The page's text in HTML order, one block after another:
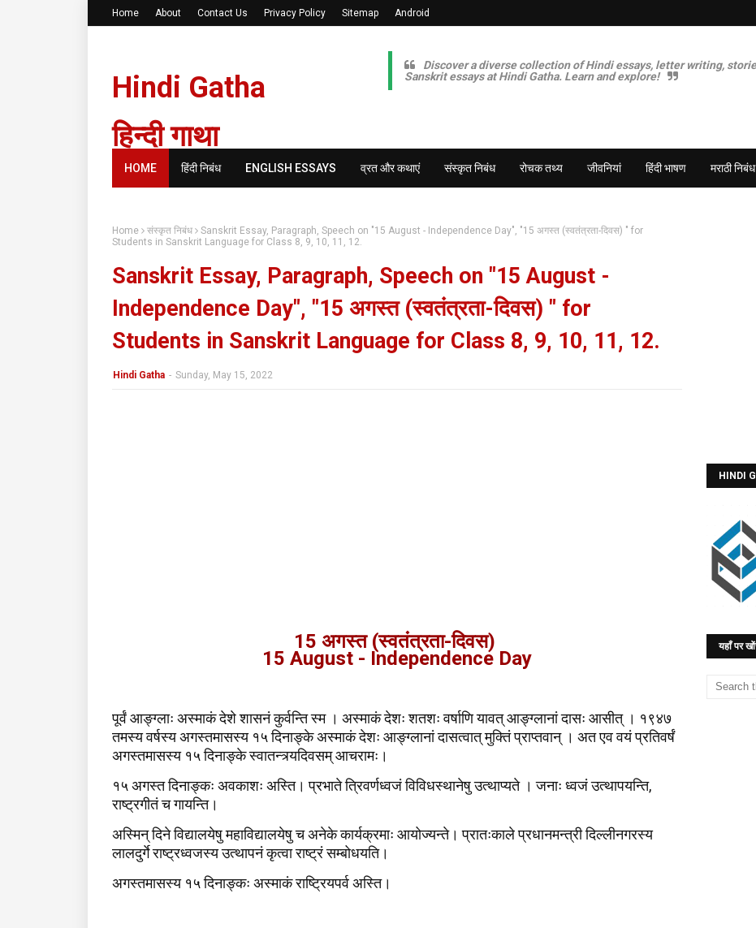
Home About Contact Us Privacy Policy Sitemap Android
Hindi Gatha
हिन्दी गाथा
Discover a diverse collection of Hindi essays, letter writing,
Sanskrit essays at Hindi Gatha. Learn and explore!
HOME हिंदी निबंध ENGLISH ESSAYS व्रत और कथाएं संस्कृत निबंध रोचक तथ्य जीवनियां हिंदी भाषण मराठी निबंध
Home संस्कृत निबंध
Sanskrit Essay, Paragraph, Speech on "15 August - Independence Day", "15 अगस्त (स्वतंत्रता-दिवस) " for
Students in Sanskrit Language for Class 8, 9, 10, 11, 12.
Sanskrit Essay, Paragraph, Speech on "15 August -
Independence Day", "15 अगस्त (स्वतंत्रता-दिवस) " for
Students in Sanskrit Language for Class 8, 9, 10, 11, 12.
Hindi Gatha - Sunday, May 15, 2022
15 अगस्त (स्वतंत्रता-दिवस)
15 August - Independence Day
पूर्वं आङ्ग्लाः अस्माकं देशे शासनं कुर्वन्ति स्म । अस्माकं देशः शतशः वर्षाणि यावत् आङ्ग्लानां दासः आसीत् । १९४७
तमस्य वर्षस्य अगस्तमासस्य १५ दिनाङ्के अस्माकं देशः आङ्ग्लानां दासत्वात् मुक्तिं प्राप्तवान् । अत एव वयं प्रतिवर्षं
अगस्तमासस्य १५ दिनाङ्के स्वातन्त्र्यदिवसम् आचरामः।
१५ अगस्त दिनाङ्कः अवकाशः अस्ति। प्रभाते त्रिवर्णध्वजं विविधस्थानेषु उत्थाप्यते । जनाः ध्वजं उत्थापयन्ति,
राष्ट्रगीतं च गायन्ति।
अस्मिन् दिने विद्यालयेषु महाविद्यालयेषु च अनेके कार्यक्रमाः आयोज्यन्ते। प्रातःकाले प्रधानमन्त्री दिल्लीनगरस्य
लालदुर्गे राष्ट्रध्वजस्य उत्थापनं कृत्वा राष्ट्रं सम्बोधयति।
अगस्तमासस्य १५ दिनाङ्कः अस्माकं राष्ट्रियपर्व अस्ति।
HINDI
यहाँ पर